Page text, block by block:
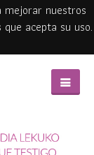
mejorar nuestros
acepta su uso.